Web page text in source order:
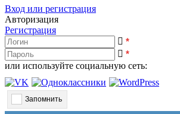
Вход или регистрация
Авторизация
Регистрация
*
*
или используйте социальную сеть:
Запомнить